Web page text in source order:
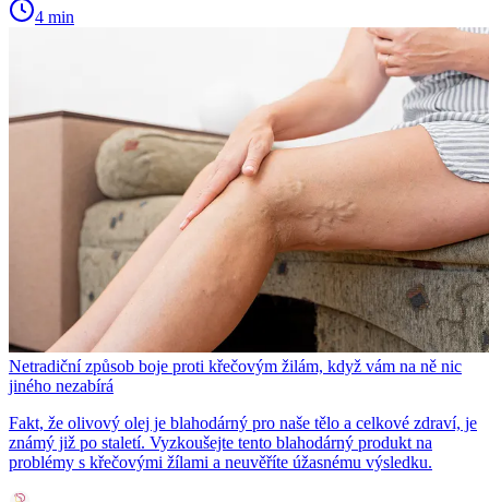
4 min
Netradiční způsob boje proti křečovým žilám, když vám na ně nic
jiného nezabírá
Fakt, že olivový olej je blahodárný pro naše tělo a celkové zdraví, je
známý již po staletí. Vyzkoušejte tento blahodárný produkt na
problémy s křečovými žílami a neuvěříte úžasnému výsledku.